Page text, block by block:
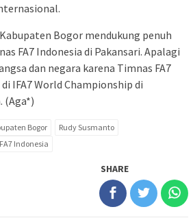
Bogor mendukung penuh
FA7 Indonesia di Pakansari. Apalagi
dan negara karena Timnas FA7
IFA7 World Championship di
(Aga*)
Bogor
Rudy Susmanto
Indonesia
SHARE